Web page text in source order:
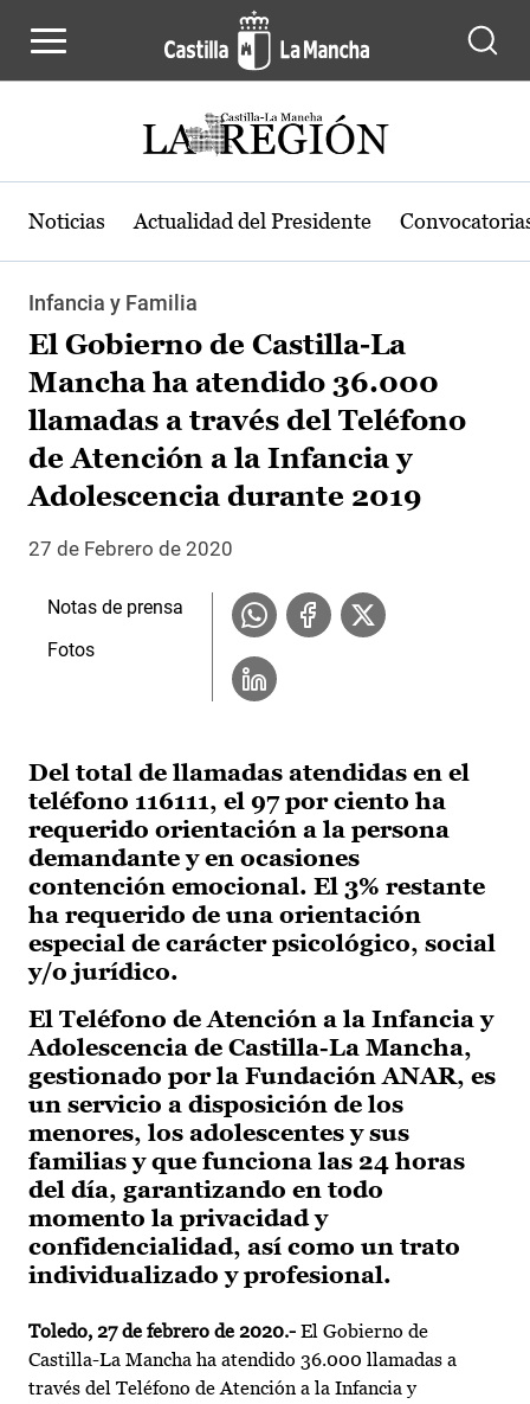
Noticias Actualidad del Presidente
Infancia y Familia
El Gobierno de Castilla-La
Mancha ha atendido 36.000
llamadas a través del Teléfono
de Atención a la Infancia y
Adolescencia durante 2019
27 de Febrero de 2020
Del total de llamadas atendidas en el
teléfono 116111, el 97 por ciento ha
requerido orientación a la persona
demandante y en ocasiones
contención emocional. El 3% restante
ha requerido de una orientación
especial de carácter psicológico, social
y/o jurídico.
El Teléfono de Atención a la Infancia y
Adolescencia de Castilla-La Mancha,
gestionado por la Fundación ANAR, es
un servicio a disposición de los
menores, los adolescentes y sus
familias y que funciona las 24 horas
del día, garantizando en todo
momento la privacidad y
confidencialidad, así como un trato
individualizado y profesional.
Toledo, 27 de febrero de 2020.- El Gobierno de
Castilla-La Mancha ha atendido 36.000 llamadas a
través del Teléfono de Atención a la Infancia y
Notas de prensa
Fotos